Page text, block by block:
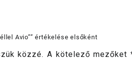
Avio”” értékelése elsőként
közzé. A kötelező mezőket